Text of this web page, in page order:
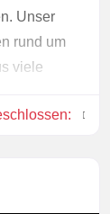
Unser
rund um
viele
: